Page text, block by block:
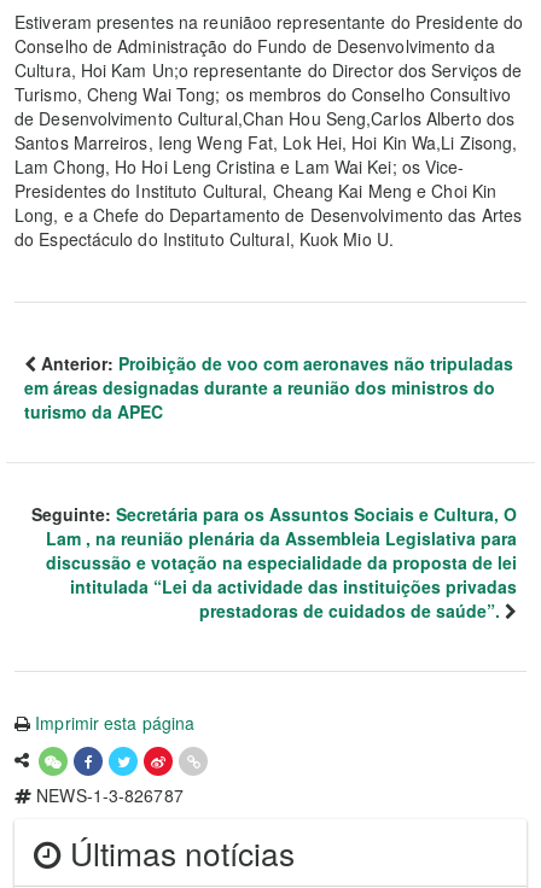
Estiveram presentes na reuniãoo representante do Presidente do
Conselho de Administração do Fundo de Desenvolvimento da
Cultura, Hoi Kam Un;o representante do Director dos Serviços de
Turismo, Cheng Wai Tong; os membros do Conselho Consultivo
de Desenvolvimento Cultural,Chan Hou Seng,Carlos Alberto dos
Santos Marreiros, Ieng Weng Fat, Lok Hei, Hoi Kin Wa,Li Zisong,
Lam Chong, Ho Hoi Leng Cristina e Lam Wai Kei; os Vice-
Presidentes do Instituto Cultural, Cheang Kai Meng e Choi Kin
Long, e a Chefe do Departamento de Desenvolvimento das Artes
do Espectáculo do Instituto Cultural, Kuok Mio U.
Anterior: Proibição de voo com aeronaves não tripuladas
em áreas designadas durante a reunião dos ministros do
turismo da APEC
Seguinte: Secretária para os Assuntos Sociais e Cultura, O
Lam , na reunião plenária da Assembleia Legislativa para
discussão e votação na especialidade da proposta de lei
intitulada “Lei da actividade das instituições privadas
prestadoras de cuidados de saúde”.
Imprimir esta página
NEWS-1-3-826787
Últimas notícias